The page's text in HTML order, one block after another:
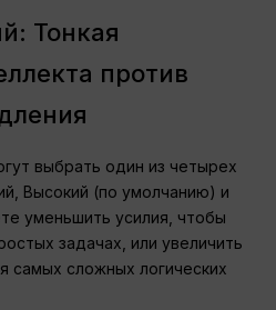
Тонкая
против
выбрать один из четырех
Высокий (по умолчанию) и
уменьшить усилия, чтобы
задачах, или увеличить
самых сложных логических